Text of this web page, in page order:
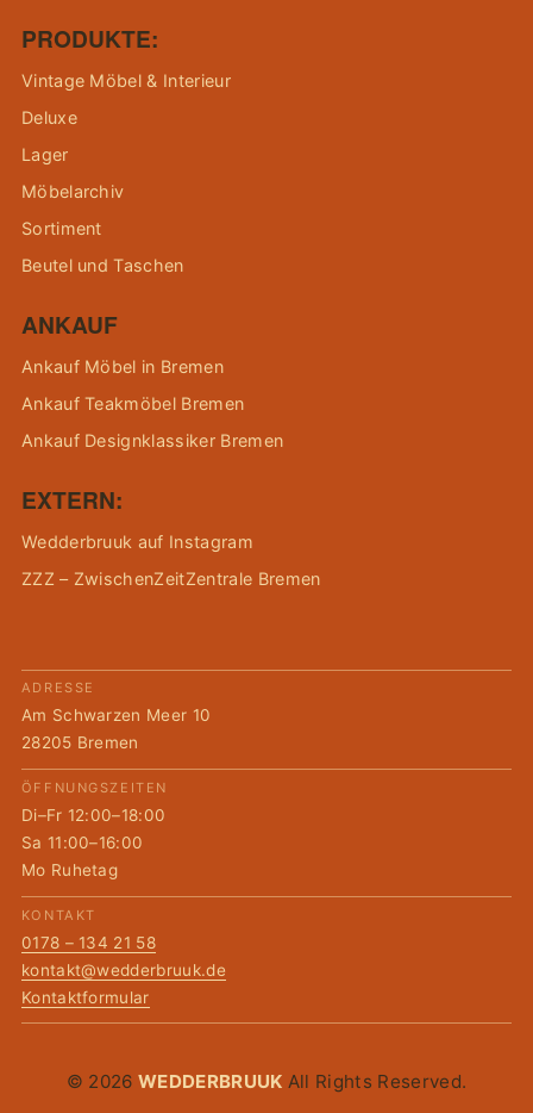
PRODUKTE:
Vintage Möbel & Interieur
Deluxe
Lager
Möbelarchiv
Sortiment
Beutel und Taschen
ANKAUF
Ankauf Möbel in Bremen
Ankauf Teakmöbel Bremen
Ankauf Designklassiker Bremen
EXTERN:
Wedderbruuk auf Instagram
ZZZ – ZwischenZeitZentrale Bremen
ADRESSE
Am Schwarzen Meer 10
28205 Bremen
ÖFFNUNGSZEITEN
Di–Fr 12:00–18:00
Sa 11:00–16:00
Mo Ruhetag
KONTAKT
0178 – 134 21 58
kontakt@wedderbruuk.de
Kontaktformular
© 2026 WEDDERBRUUK All Rights Reserved.